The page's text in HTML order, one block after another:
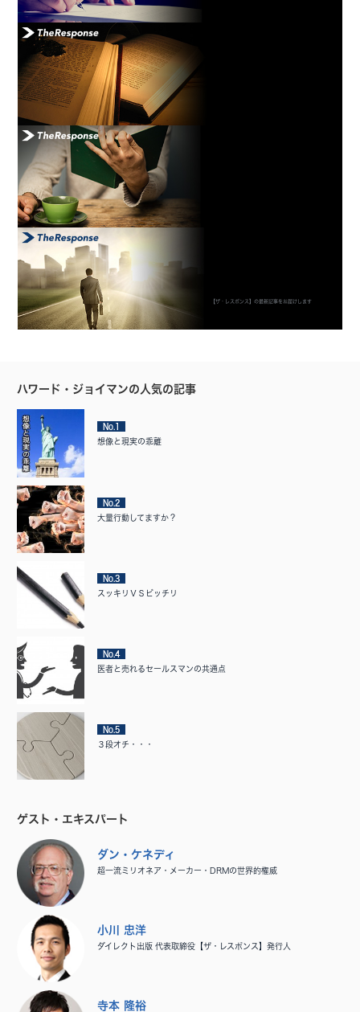
【ザ・レスポンス】の最新記事をお届けします
ハワード・ジョイマンの人気の記事
No.1
想像と現実の乖離
No.2
大量行動してますか？
No.3
スッキリＶＳビッチリ
No.4
医者と売れるセールスマンの共通点
No.5
３段オチ・・・
ゲスト・エキスパート
ダン・ケネディ
超一流ミリオネア・メーカー・DRMの世界的権威
小川 忠洋
ダイレクト出版 代表取締役【ザ・レスポンス】発行人
寺本 隆裕